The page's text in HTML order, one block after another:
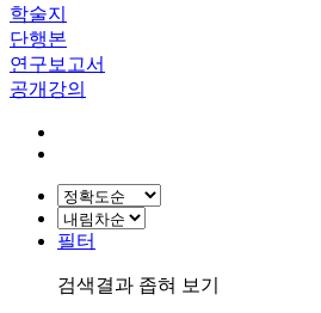
학술지
단행본
연구보고서
공개강의
필터
검색결과 좁혀 보기